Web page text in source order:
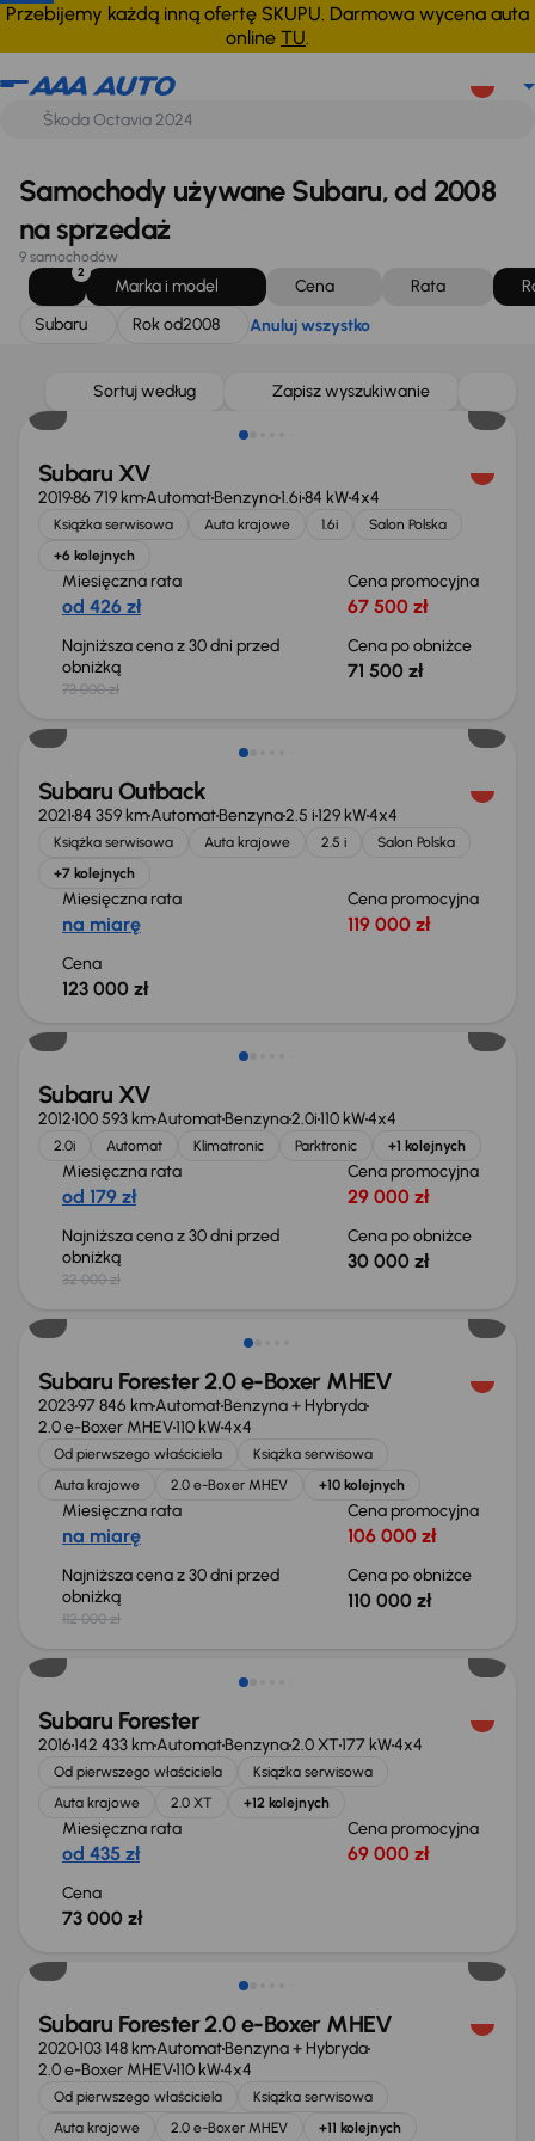
Przebijemy każdą inną ofertę SKUPU. Darmowa wycena auta
online TU.
Subaru Rok od 2008 Anuluj wszystko
Samochody używane Subaru, od 2008
na sprzedaż
9 samochodów
2
Marka i model Cena Rata
Subaru
Rok od2008 Anuluj wszystko
Sortuj według Zapisz wyszukiwanie
Taniej o 1 500 zł
Subaru XV
201986 719 kmAutomatBenzyna1.6i84 kW4x4
Książka serwisowa Auta krajowe 1.6i
Salon Polska
+6 kolejnych
Miesięczna rata
od 426 zł
Cena promocyjna
67 500 zł
Najniższa cena z 30 dni przed
obniżką
73 000 zł
Cena po obniżce
71 500 zł
Subaru Outback
202184 359 kmAutomatBenzyna2.5 i129 kW4x4
Książka serwisowa Auta krajowe 2.5 i
Salon Polska
+7 kolejnych
Miesięczna rata
na miarę
Cena promocyjna
119 000 zł
Cena
123 000 zł
Subaru XV
2012100 593 kmAutomatBenzyna2.0i110 kW4x4
2.0i Automat Klimatronic Parktronic +1 kolejnych
Miesięczna rata
od 179 zł
Cena promocyjna
29 000 zł
Najniższa cena z 30 dni przed
obniżką
32 000 zł
Cena po obniżce
30 000 zł
Taniej o 2 000 zł
Subaru Forester 2.0 e-Boxer MHEV
202397 846 kmAutomatBenzyna + Hybryda
2.0 e-Boxer MHEV110 kW4x4
Od pierwszego właściciela
Książka serwisowa
Auta krajowe
2.0 e-Boxer MHEV +10 kolejnych
Miesięczna rata
na miarę
Cena promocyjna
106 000 zł
Najniższa cena z 30 dni przed
obniżką
112 000 zł
Cena po obniżce
110 000 zł
Możliwość odliczenia VAT
Subaru Forester
2016142 433 kmAutomatBenzyna2.0 XT177 kW4x4
Od pierwszego właściciela
Książka serwisowa
Auta krajowe
2.0 XT +12 kolejnych
Miesięczna rata
od 435 zł
Cena promocyjna
69 000 zł
Cena
73 000 zł
Subaru Forester 2.0 e-Boxer MHEV
2020103 148 kmAutomatBenzyna + Hybryda
2.0 e-Boxer MHEV110 kW4x4
Od pierwszego właściciela
Książka serwisowa
Auta krajowe
2.0 e-Boxer MHEV +11 kolejnych